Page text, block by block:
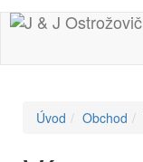
Úvod Obchod